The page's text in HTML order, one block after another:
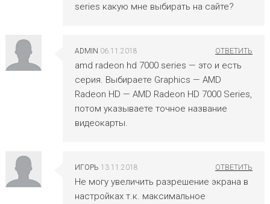
series какую мне выбирать на сайте?
ADMIN 06.11.2018
amd radeon hd 7000 series — это и есть
серия. Выбираете Graphics — AMD
Radeon HD — AMD Radeon HD 7000 Series,
потом указываете точное название
видеокарты.
ИГОРЬ 13.11.2018
Не могу увеличить разрешение экрана в
настройках т.к. максимальное